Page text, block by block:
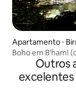
Apartamento ⋅
Boho em B'ham!
Outros